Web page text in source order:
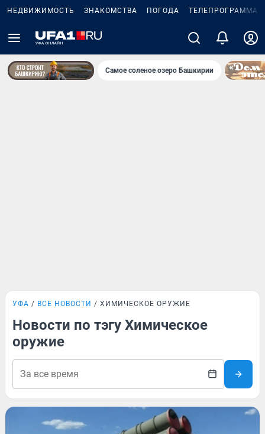
НЕДВИЖИМОСТЬ ЗНАКОМСТВА ПОГОДА ТЕЛЕПРОГРАММА
Самое соленое озеро Башкирии
УФА ВСЕ НОВОСТИ ХИМИЧЕСКОЕ ОРУЖИЕ
Новости по тэгу Химическое
оружие